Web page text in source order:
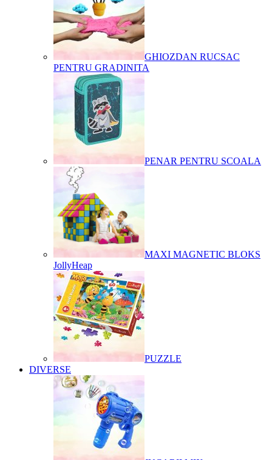
GHIOZDAN RUCSAC
PENTRU GRADINITA
PENAR PENTRU SCOALA
MAXI MAGNETIC BLOKS
JollyHeap
PUZZLE
DIVERSE